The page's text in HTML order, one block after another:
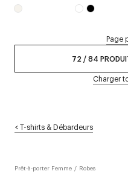
Page
72 /84
Charger
<T-shirts & Débardeurs
Prêt-à-porter Femme / Robes